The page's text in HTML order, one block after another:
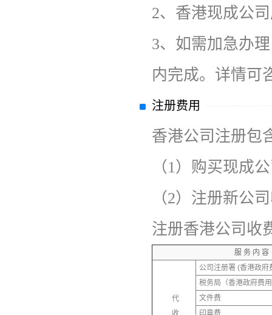
2、 香港现成公
3、 如需加急办
内完成。详情可
注册费用
香港公司注册包
（1）购买现成
（2）注册新公
注册香港公司收
服 务 内 容
代
收
公司注册署 (香港政府
税务局（香港政府费
文件费
印章费